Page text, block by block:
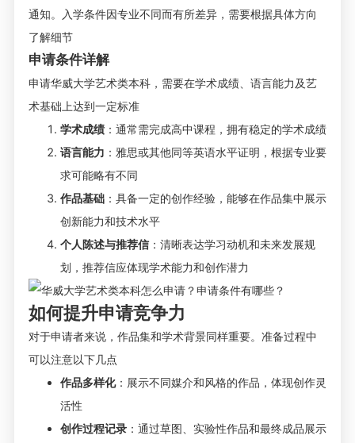
通知。入学条件因专业不同而有所差异，需要根据具体方向
了解细节
申请条件详解
申请华威大学艺术类本科，需要在学术成绩、语言能力及艺
术基础上达到一定标准
学术成绩：通常需完成高中课程，拥有稳定的学术成绩
语言能力 ：雅思或其他同等英语水平证明，根据专业要
求可能略有不同
作品基础：具备一定的创作经验，能够在作品集中展示
创新能力和技术水平
个人陈述与推荐信：清晰表达学习动机和未来发展规
划，推荐信应体现学术能力和创作潜力
如何提升申请竞争力
对于申请者来说，作品集和学术背景同样重要。准备过程中
可以注意以下几点
作品多样化：展示不同媒介和风格的作品，体现创作灵
活性
创作过程记录：通过草图、实验性作品和最终成品展示